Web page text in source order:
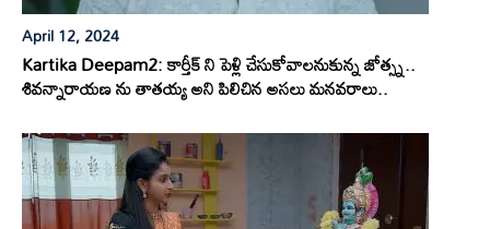
April 12, 2024
Kartika Deepam2: కార్తీక్ ని పెళ్లి చేసుకోవాలనుకున్న జోత్స్న..
శివన్నారాయణ ను తాతయ్య అని పిలిచిన అసలు మనవరాలు..